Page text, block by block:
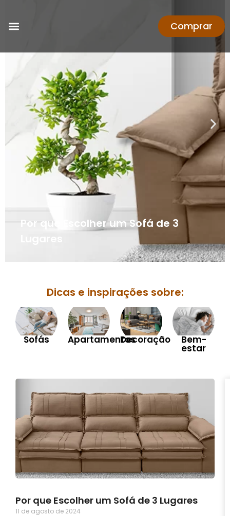
Comprar
Por que Escolher um Sofá de 3
Dicas e inspirações sobre:
Sofás ApartamentosDecoração Bem-
estar
Por que Escolher um Sofá de 3 Lugares
11 de agosto de 2024